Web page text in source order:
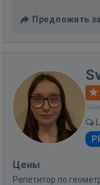
Предложить
Был
Цены
Репетитор по